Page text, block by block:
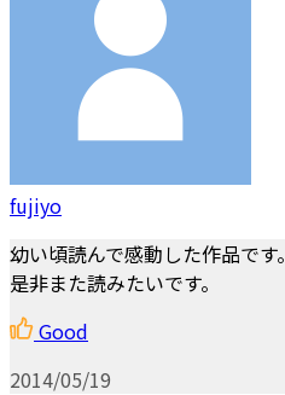
fujiyo
幼い頃読んで感動した作品です。
是非また読みたいです。
Good
2014/05/19